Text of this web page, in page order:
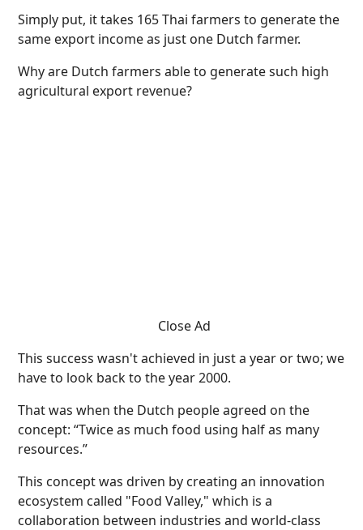
Simply put, it takes 165 Thai farmers to generate the
same export income as just one Dutch farmer.
Why are Dutch farmers able to generate such high
agricultural export revenue?
Close Ad
This success wasn't achieved in just a year or two; we
have to look back to the year 2000.
That was when the Dutch people agreed on the
concept: “Twice as much food using half as many
resources.”
This concept was driven by creating an innovation
ecosystem called "Food Valley," which is a
collaboration between industries and world-class